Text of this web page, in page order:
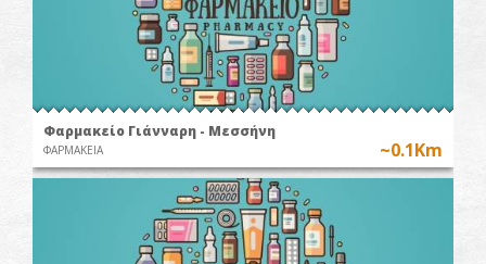
Φαρμακείo Γιάνναρη - Μεσσήνη
ΦΑΡΜΑΚΕΙΑ ~0.1Km